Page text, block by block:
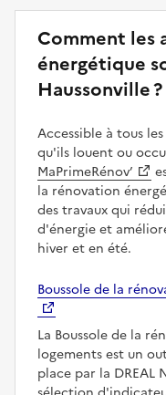
Comment les
énergétique
Haussonville ?
Accessible à tous
qu'ils louent ou
MaPrimeRénov’
la rénovation
des travaux qui
d'énergie et
hiver et en été.
Boussole de la
La Boussole de la
logements est un
place par la DREAL